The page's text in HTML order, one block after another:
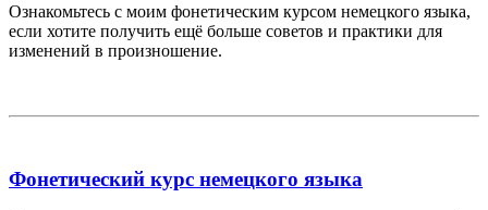
Ознакомьтесь с моим фонетическим курсом немецкого языка,
если хотите получить ещё больше советов и практики для
изменений в произношение.
Фонетический курс немецкого языка